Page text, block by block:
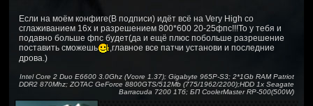
Если на моём конфиге(В подписи) идёт всё на Very High со
сглаживанием 16х и разрешением 800*600 20-25фпс!!!То у тебя и
подавно больше фпс будет(да и ещё плюс побольше разрешение
поставить сможешь
,главное все патчи установи и последние
дрова.)
Intel Core 2 Duo E6600 3.0Ghz (Vcore 1.37); Gigabyte 965P-S3; 2*1Gb RAM Patriot
DDR2 870Mhz; ZOTAC GeForce 8800GTS/512Mb (775/1962/2200);HDD 1x Seagate
Barracuda 7200 1Тб; БП CoolerMaster RP-500(500W)